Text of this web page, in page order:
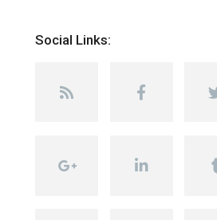
Social Links: